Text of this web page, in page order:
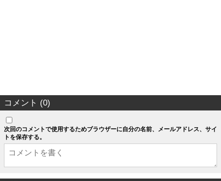
コメント (0)
次回のコメントで使用するためブラウザーに自分の名前、メールアドレス、サイ
トを保存する。